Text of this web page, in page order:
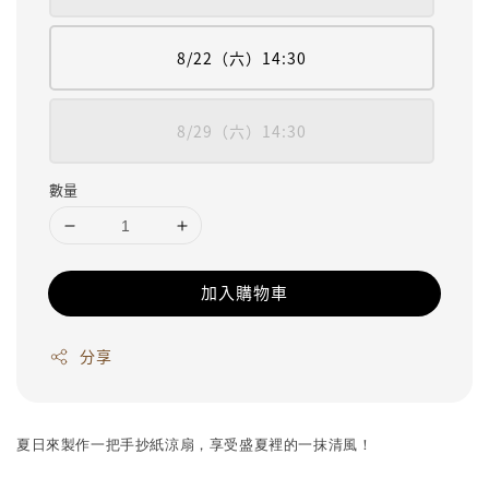
8/22（六）14:30
8/29（六）14:30
數量
加入購物車
分享
夏日來製作一把手抄紙涼扇，享受盛夏裡的一抹清風！